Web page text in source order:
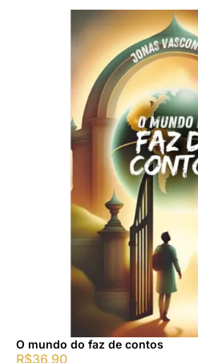
O mundo do faz de contos
R$36,90